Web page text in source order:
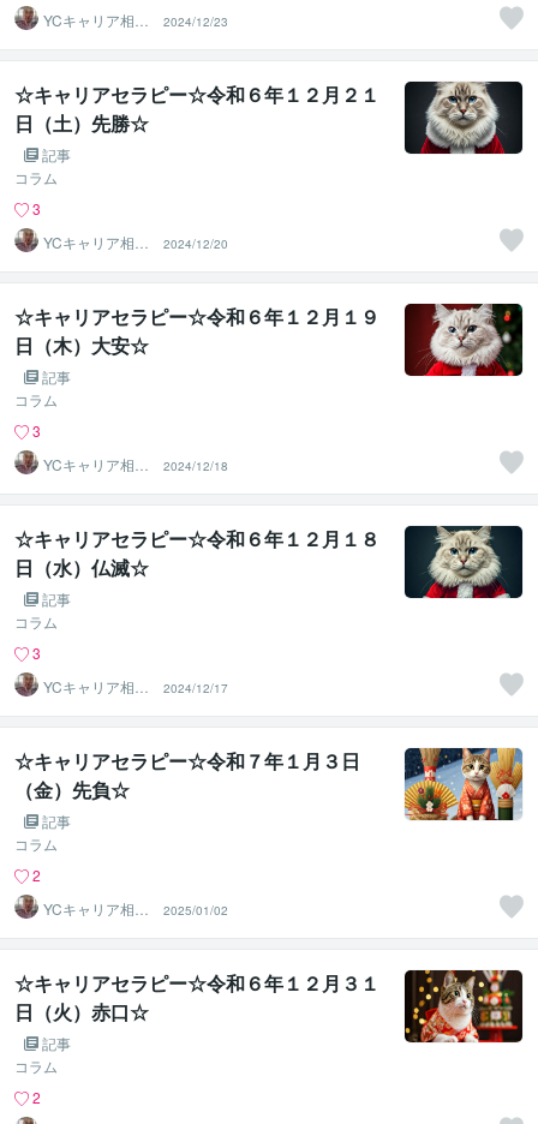
YCキャリア相談
2024/12/23
☆キャリアセラピー☆令和６年１２月２１
日（土）先勝☆
記事
コラム
3
YCキャリア相談
2024/12/20
☆キャリアセラピー☆令和６年１２月１９
日（木）大安☆
記事
コラム
3
YCキャリア相談
2024/12/18
☆キャリアセラピー☆令和６年１２月１８
日（水）仏滅☆
記事
コラム
3
YCキャリア相談
2024/12/17
☆キャリアセラピー☆令和７年１月３日
（金）先負☆
記事
コラム
2
YCキャリア相談
2025/01/02
☆キャリアセラピー☆令和６年１２月３１
日（火）赤口☆
記事
コラム
2